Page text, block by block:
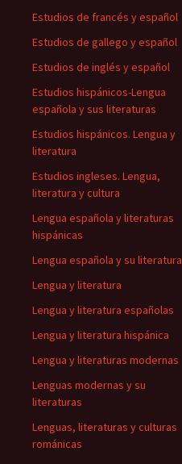
Estudios de francés y español
Estudios de gallego y español
Estudios de inglés y español
Estudios hispánicos-Lengua
española y sus literaturas
Estudios hispánicos. Lengua y
literatura
Estudios ingleses. Lengua,
literatura y cultura
Lengua española y literaturas
hispánicas
Lengua española y su literatura
Lengua y literatura
Lengua y literatura españolas
Lengua y literatura hispánica
Lengua y literaturas modernas
Lenguas modernas y su
literaturas
Lenguas, literaturas y culturas
románicas